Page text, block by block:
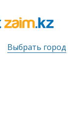
Выбрать город